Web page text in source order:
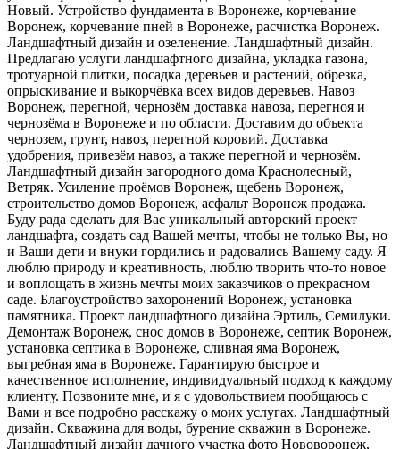
Новый. Устройство фундамента в Воронеже, корчевание
Воронеж, корчевание пней в Воронеже, расчистка Воронеж.
Ландшафтный дизайн и озеленение. Ландшафтный дизайн.
Предлагаю услуги ландшафтного дизайна, укладка газона,
тротуарной плитки, посадка деревьев и растений, обрезка,
опрыскивание и выкорчёвка всех видов деревьев. Навоз
Воронеж, перегной, чернозём доставка навоза, перегноя и
чернозёма в Воронеже и по области. Доставим до объекта
чернозем, грунт, навоз, перегной коровий. Доставка
удобрения, привезём навоз, а также перегной и чернозём.
Ландшафтный дизайн загородного дома Краснолесный,
Ветряк. Усиление проёмов Воронеж, щебень Воронеж,
строительство домов Воронеж, асфальт Воронеж продажа.
Буду рада сделать для Вас уникальный авторский проект
ландшафта, создать сад Вашей мечты, чтобы не только Вы, но
и Ваши дети и внуки гордились и радовались Вашему саду. Я
люблю природу и креативность, люблю творить что-то новое
и воплощать в жизнь мечты моих заказчиков о прекрасном
саде. Благоустройство захоронений Воронеж, установка
памятника. Проект ландшафтного дизайна Эртиль, Семилуки.
Демонтаж Воронеж, снос домов в Воронеже, септик Воронеж,
установка септика в Воронеже, сливная яма Воронеж,
выгребная яма в Воронеже. Гарантирую быстрое и
качественное исполнение, индивидуальный подход к каждому
клиенту. Позвоните мне, и я с удовольствием пообщаюсь с
Вами и все подробно расскажу о моих услугах. Ландшафтный
дизайн. Скважина для воды, бурение скважин в Воронеже.
Ландшафтный дизайн дачного участка фото Нововоронеж,